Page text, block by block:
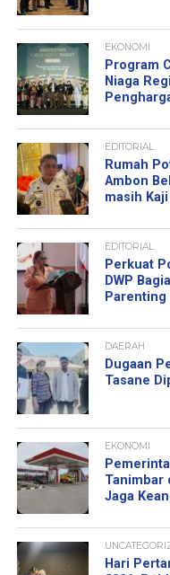
EKONOMI
Program
Niaga
EDITORIAL
Rumah
Ambon
masih Kaji
EDITORIAL
Perkuat
DWP
Parenting
DAERAH
Dugaan
Tasane
EKONOMI
Tanimbar
Jaga
Hari